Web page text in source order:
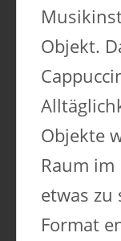
Objekt.
Objekte
Raum
etwas zu
Format